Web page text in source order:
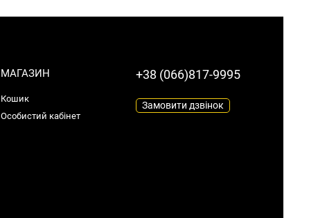
МАГАЗИН
Кошик
Особистий кабінет
+38 (066)817-9995
Замовити дзвінок